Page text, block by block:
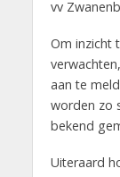
vv
Om inzicht
aan te
worden zo
bekend
Uiteraard